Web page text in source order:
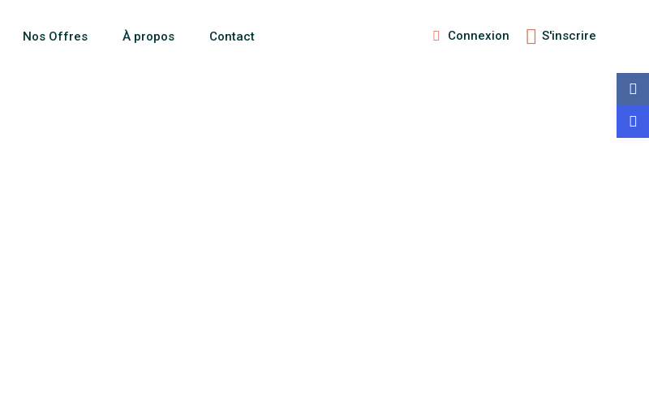
Connexion S'inscrire
Nos Offres À propos Contact